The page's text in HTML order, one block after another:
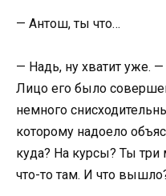
— Антош, ты что…
— Надь, ну хватит уже.
Лицо его было
немного
которому надоело
куда? На курсы? Ты три
что-то там. И что